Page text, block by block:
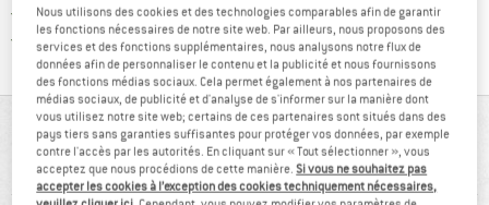
Tous les articles disponibles
Protection des acheteurs de Trusted ShopsTrouve toutes les
VUE D'ENSEMBLE
Veste polaire coupe-vent avec capuche
Nous utilisons des cookies et des technologies comparables afin de garantir
les fonctions nécessaires de notre site web. Par ailleurs, nous proposons des
services et des fonctions supplémentaires, nous analysons notre flux de
données afin de personnaliser le contenu et la publicité et nous fournissons
des fonctions médias sociaux. Cela permet également à nos partenaires de
médias sociaux, de publicité et d'analyse de s'informer sur la manière dont
vous utilisez notre site web; certains de ces partenaires sont situés dans des
pays tiers sans garanties suffisantes pour protéger vos données, par exemple
contre l'accès par les autorités. En cliquant sur « Tout sélectionner », vous
acceptez que nous procédions de cette manière.Si vous ne souhaitez pas
accepter les cookies à l’exception des cookies techniquement nécessaires,